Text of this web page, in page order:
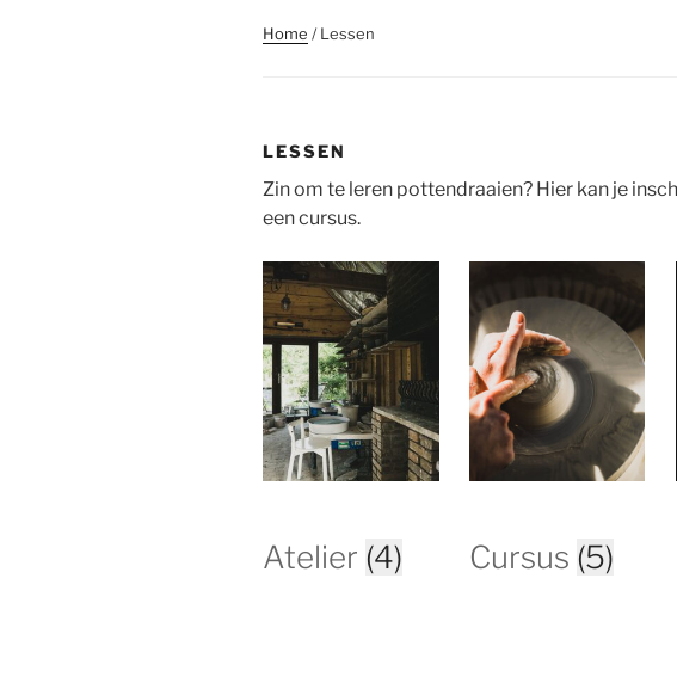
Home / Lessen
LESSEN
Zin om te leren pottendraaien? Hier kan je
een cursus.
Atelier (4) Cursus (5)